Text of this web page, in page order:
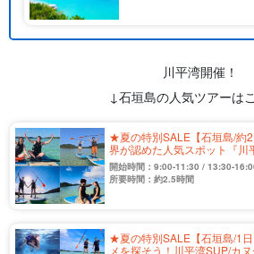
川平湾開催！
↓石垣島の人気ツアーは
★夏の特別SALE【石垣島/約
界が認めた人気スポット『
ランガイド三ツ星獲得♪写真
開始時間：9:00-11:30 / 13:30-
所要時間：約2.5時間
★夏の特別SALE【石垣島/1
メを探そう！川平湾SUP/カ